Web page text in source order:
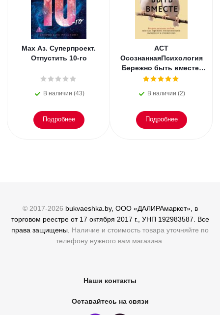
Мах Аз. Суперпроект.
Отпустить 10-го
В наличии (43)
Подробнее
АСТ
ОсознаннаяПсихология
Бережно быть вместе.
Второе дыхание любви,
эмоциональное
В наличии (2)
Подробнее
© 2017-2026 bukvaeshka.by, ООО «ДАЛИРАмаркет», в
торговом реестре от 17 октября 2017 г., УНП 192983587. Все
права защищены. Наличие и стоимость товара уточняйте по
телефону нужного вам магазина.
Наши контакты
Оставайтесь на связи